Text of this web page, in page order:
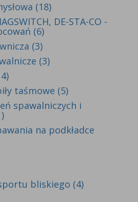
(18)
DE-STA-CO -
(6)
(3)
(3)
taśmowe (5)
spawalniczych i
na podkładce
bliskiego (4)